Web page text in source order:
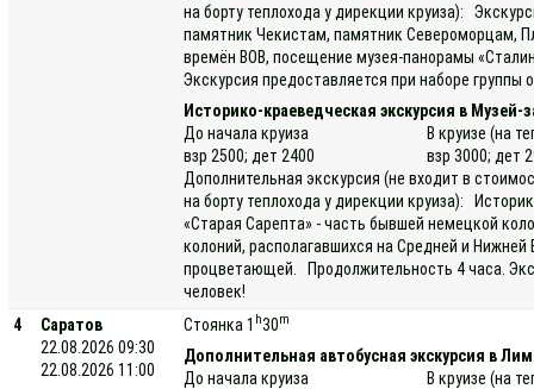
на борту теплохода у дирекции круиза):
памятник Чекистам, памятник Североморцам,
времён ВОВ, посещение музея-панорамы
Экскурсия предоставляется при наборе группы
Историко-краеведческая экскурсия в Музей-
До начала круиза
взр 2500; дет 2400
В круизе (на
взр 3000; дет
Дополнительная экскурсия (не входит в
на борту теплохода у дирекции круиза):
«Старая Сарепта» - часть бывшей немецкой
колоний, располагавшихся на Средней и
процветающей. Продолжительность 4 часа.
человек!
4
Саратов
22.08.2026 09:30
22.08.2026 11:00
Стоянка 1 h30m
Дополнительная автобусная экскурсия в
До начала круиза
В круизе (на